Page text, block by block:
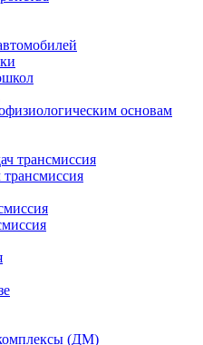
основам
трансмиссия
(ДМ)